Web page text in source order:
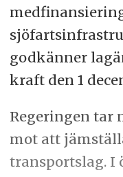
godkänner
kraft den 1
Regeringen tar
mot att
transportslag. I